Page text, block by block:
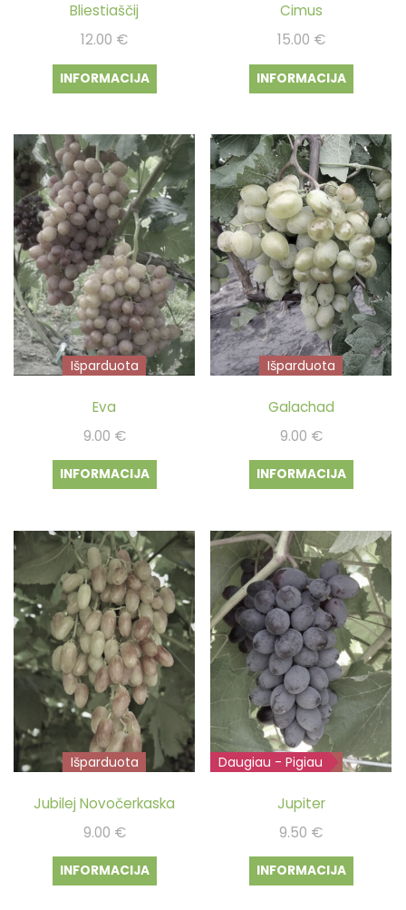
Bliestiaščij
12.00 €
INFORMACIJA
Cimus
15.00 €
INFORMACIJA
Išparduota
Eva
9.00 €
INFORMACIJA
Išparduota
Galachad
9.00 €
INFORMACIJA
Išparduota
Jubilej Novočerkaska
9.00 €
INFORMACIJA
Išparduota
Daugiau - Pigiau
Jupiter
9.50 €
INFORMACIJA